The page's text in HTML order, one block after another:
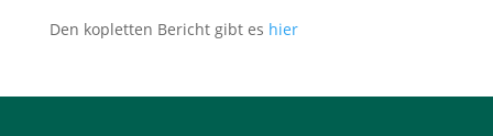
Den kopletten Bericht gibt es hier